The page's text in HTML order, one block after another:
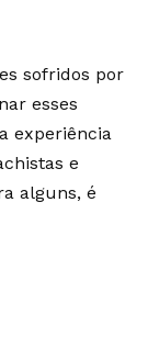
sofridos por
esses
experiência
e
alguns, é